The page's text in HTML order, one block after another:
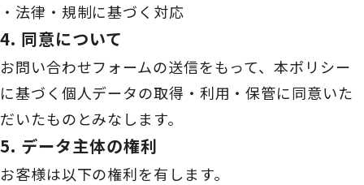
・法律・規制に基づく対応
4. 同意について
お問い合わせフォームの送信をもって、本ポリシー
に基づく個人データの取得・利用・保管に同意いた
だいたものとみなします。
5. データ主体の権利
お客様は以下の権利を有します。